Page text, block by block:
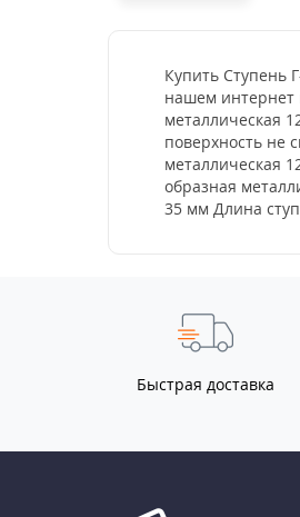
Купить Ступень
нашем интернет
металлическая
поверхность не
металлическая
образная
35 мм Длина
Быстрая доставка